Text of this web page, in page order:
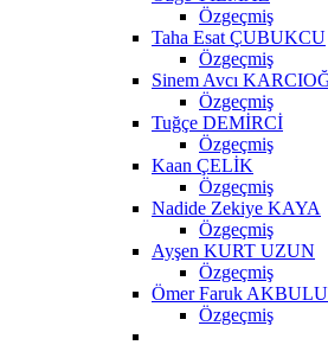
Özgeçmiş
Taha Esat ÇUBUKCU
Özgeçmiş
Sinem Avcı
Özgeçmiş
Tuğçe DEMİRCİ
Özgeçmiş
Kaan ÇELİK
Özgeçmiş
Nadide Zekiye KAYA
Özgeçmiş
Ayşen KURT UZUN
Özgeçmiş
Ömer Faruk
Özgeçmiş